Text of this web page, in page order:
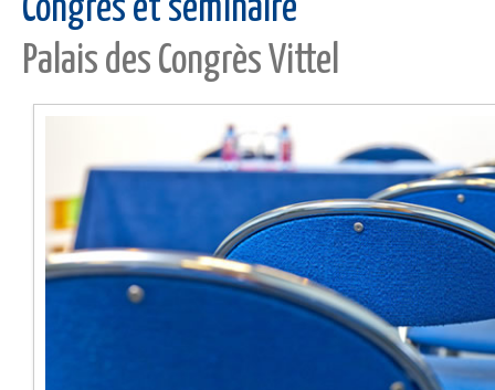
Congrès et séminaire
Palais des Congrès Vittel